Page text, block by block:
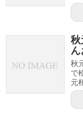
秋
秋
で
元